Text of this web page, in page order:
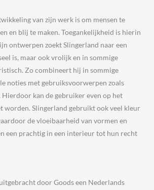
van zijn werk is om mensen te
en blij te maken. Toegankelijkheid is hierin
ontwerpen zoekt Slingerland naar een
is, maar ook vrolijk en in sommige
Zo combineert hij in sommige
noties met gebruiksvoorwerpen zoals
Hierdoor kan de gebruiker even op het
worden. Slingerland gebruikt ook veel kleur
de vloeibaarheid van vormen en
een prachtig in een interieur tot hun recht
door Goods een Nederlands